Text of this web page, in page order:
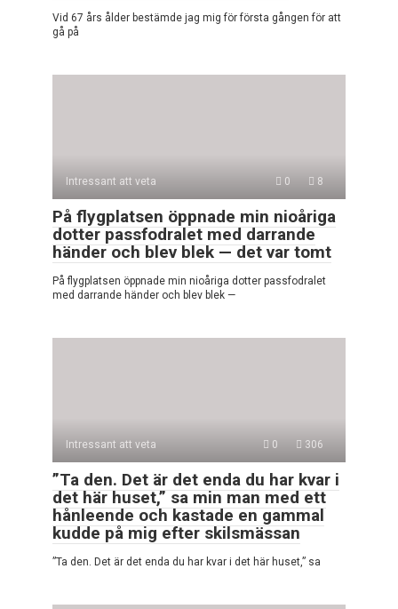
Vid 67 års ålder bestämde jag mig för första gången för att
gå på
Intressant att veta 0 8
På flygplatsen öppnade min nioåriga
dotter passfodralet med darrande
händer och blev blek — det var tomt
På flygplatsen öppnade min nioåriga dotter passfodralet
med darrande händer och blev blek —
Intressant att veta 0 306
”Ta den. Det är det enda du har kvar i
det här huset,” sa min man med ett
hånleende och kastade en gammal
kudde på mig efter skilsmässan
”Ta den. Det är det enda du har kvar i det här huset,” sa